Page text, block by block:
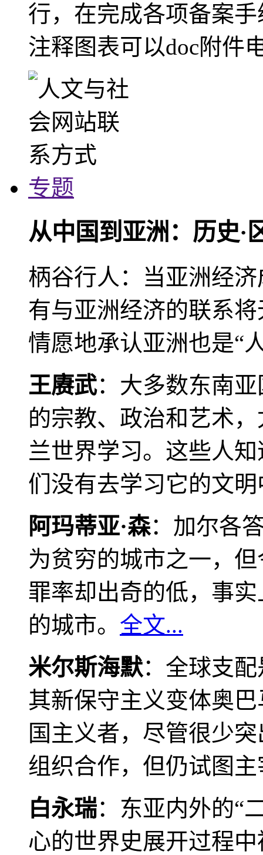
行，在完成各项备案
注释图表可以doc附件
专题
从中国到亚洲：历史·
柄谷行人：当亚洲经
有与亚洲经济的联系
情愿地承认亚洲也是“
王赓武：大多数东南
的宗教、政治和艺术
兰世界学习。这些人
们没有去学习它的文
阿玛蒂亚·森：加尔各
为贫穷的城市之一，
罪率却出奇的低，事
的城市。 全文...
米尔斯海默：全球支
其新保守主义变体奥
国主义者，尽管很少
组织合作，但仍试图
白永瑞：东亚内外的“
心的世界史展开过程